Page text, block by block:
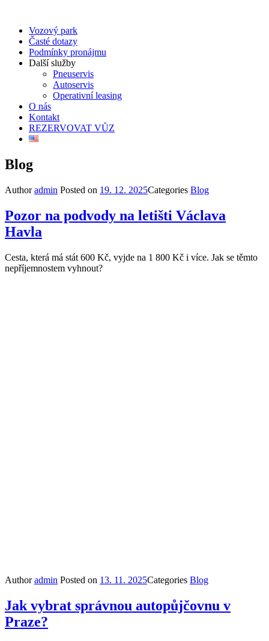
Vozový park
Časté dotazy
Podmínky pronájmu
Další služby
Pneuservis
Autoservis
Operativní leasing
O nás
Kontakt
REZERVOVAT VŮZ
Blog
Authoradmin Posted on 19. 12. 2025Categories Blog
Pozor na podvody na letišti Václava
Havla
Cesta, která má stát 600 Kč, vyjde na 1 800 Kč i více. Jak se těmto
nepříjemnostem vyhnout?
Authoradmin Posted on 13. 11. 2025Categories Blog
Jak vybrat správnou autopůjčovnu v
Praze?